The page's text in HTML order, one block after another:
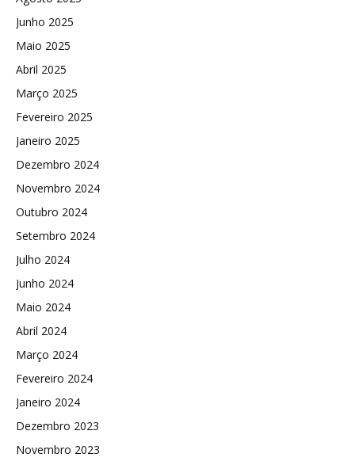
Junho 2025
Maio 2025
Abril 2025
Março 2025
Fevereiro 2025
Janeiro 2025
Dezembro 2024
Novembro 2024
Outubro 2024
Setembro 2024
Julho 2024
Junho 2024
Maio 2024
Abril 2024
Março 2024
Fevereiro 2024
Janeiro 2024
Dezembro 2023
Novembro 2023